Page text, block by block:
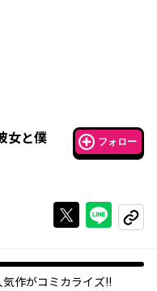
女と僕
フォロー
Xで投稿する
ライン
コピー
作がコミカライズ!!